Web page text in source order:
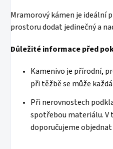
Mramorový kámen je ideální
prostoru dodat jedinečný a
Důležité informace před
Kamenivo je přírodní,
při těžbě se může
Při nerovnostech
spotřebou materiálu. V
doporučujeme objednat